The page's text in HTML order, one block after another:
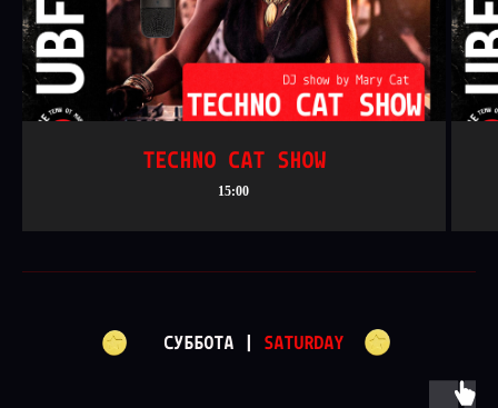
TECHNO CAT SHOW
15:00
СУББОТА | SATURDAY